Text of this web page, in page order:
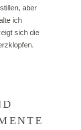
aber
ich
sich die